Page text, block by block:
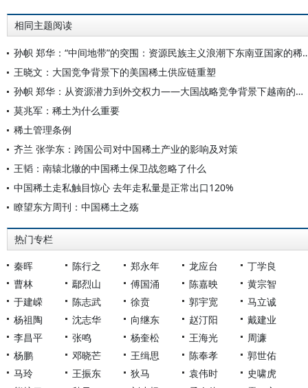
相同主题阅读
孙帜 郑华：“中间地带”的突围
王晓文：大国竞争背景下的美国稀土供应链重塑
孙帜 郑华：从资源潜力到外交权力——大国战略竞争背景下越南的稀土外交
莫兆军：稀土为什么重要
稀土管理条例
齐兰 张学东：跨国公司对中国稀土产业的影响及对策
王韬：南辕北辙的中国稀土保卫战忽略了什么
中国稀土走私触目惊心 去年走私量是正常出口120%
瞭望东方周刊：中国稀土之殇
热门专栏
秦晖 陈行之 郑永年 龙应台
丁学良
曹林
鄢烈山 傅国涌 陈嘉映
黄宗智
于建嵘
陈志武 徐贲 郭宇宽
马立诚
杨祖陶
沈志华 向继东 赵汀阳
戴建业
李昌平
张鸣 杨奎松 王海光
周濂
杨鹏
邓晓芒 王缉思 陈奉孝
郭世佑
马玲
王振东 狄马 袁伟时
史啸虎